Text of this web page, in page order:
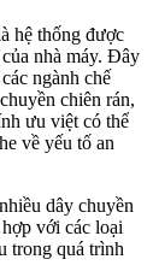
hệ thống được
nhà máy. Đây
ngành chế
chiên rán,
ưu việt có thể
về yếu tố an
dây chuyền
với các loại
trong quá trình